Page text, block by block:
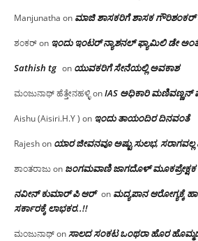
Manjunatha on ಮಾಜಿ ಶಾಸಕರಿಗೆ ಶಾಸಕ ಗೌರಿಶಂಕರ್
ಶಂಕರ್on ಇಂದು ಇಂಟರ್ ನ್ಯಾಶನಲ್ ಫ್ಯಾಮಿಲಿ ಡೇ
Sathish tg on ಯುವಕರಿಗೆ ಸೇನೆಯಲ್ಲಿ ಅವಕಾಶ
ಮಂಜುನಾಥ್ ಹೆತ್ತೇನಹಳ್ಳಿonIAS ಅಧಿಕಾರಿ ಮಣಿವಣ್ಣನ್
Aishu (Aisiri.H.Y ) on ಇಂದು ತಾಯಂದಿರ ದಿನವಂತೆ
Rajeshon ಯಾರ ಜೀವನವೂ ಅಷ್ಟು ಸುಲಭ, ಸರಾಗವಲ್ಲ
ಶಾಂತರಾಜುon ಜಂಗಮವಾಣಿ ಜಾಗದೊಳ್ ಮೂಕಪ್ರೇಕ್ಷಕ
ನವೀನ್ ಕುಮಾರ್ ಪಿ ಆರ್ on ಮದ್ಯಪಾನ ಆರೋಗ್ಯಕ್ಕೆ
ಸರ್ಕಾರಕ್ಕೆ ಲಾಭಕರ..!!
ಮಂಜುನಾಥ್onಸಾಲದ ಸಂಕಟ ಒಂಥರಾ ಹೊರ